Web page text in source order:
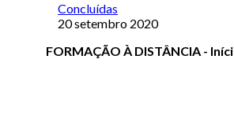
Concluídas
20 setembro 2020
FORMAÇÃO À DISTÂNCIA -